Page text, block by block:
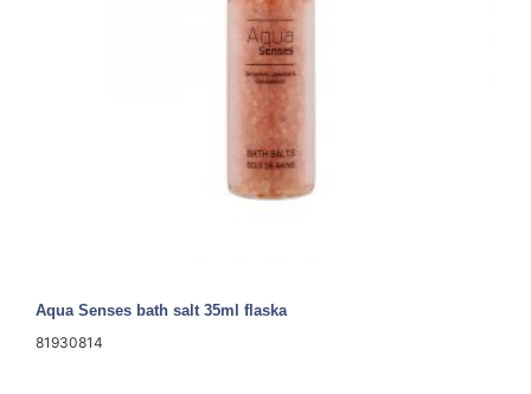
Aqua Senses bath salt 35ml flaska
81930814